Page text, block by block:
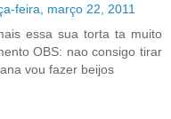
feira, março 22, 2011
essa sua torta ta muito
OBS: nao consigo tirar
vou fazer beijos